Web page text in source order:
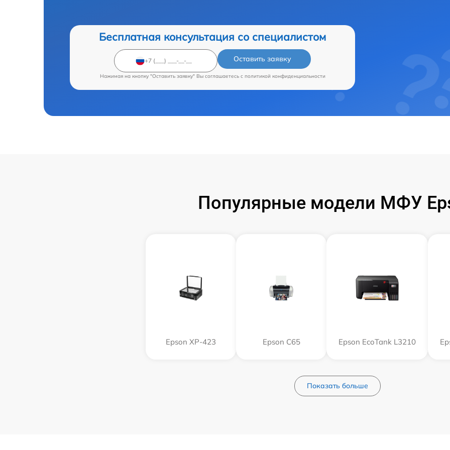
Бесплатная консультация со специалистом
Оставить заявку
Нажимая на кнопку "Оставить заявку" Вы соглашаетесь c политикой конфиденциальности
Популярные модели МФУ
Epson XP-423 Epson C65 Epson EcoTank L3210
Показать больше